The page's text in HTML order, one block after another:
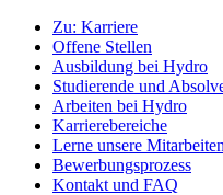
Zu: Karriere
Offene Stellen
Ausbildung bei Hydro
Studierende und
Arbeiten bei Hydro
Karrierebereiche
Lerne unsere
Bewerbungsprozess
Kontakt und FAQ